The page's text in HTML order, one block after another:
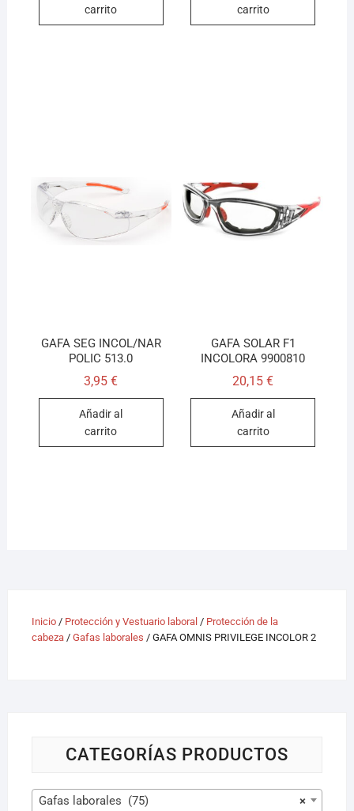
carrito
carrito
GAFA SEG INCOL/NAR
POLIC 513.0
3,95€
Añadir al
carrito
GAFA SOLAR F1
INCOLORA 9900810
20,15€
Añadir al
carrito
Inicio/ Protección y Vestuario laboral/ Protección de la
cabeza/ Gafas laborales / GAFA OMNIS PRIVILEGE INCOLOR 2
CATEGORÍAS PRODUCTOS
×
Gafas laborales (75)